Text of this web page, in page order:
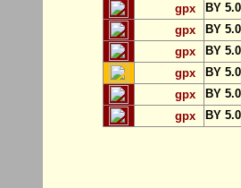
gpx
BY
gpx
BY
gpx
BY
gpx
BY
gpx
BY
gpx
BY